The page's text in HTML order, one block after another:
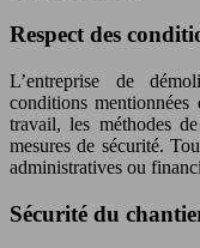
Respect des
L’entreprise de
conditions
travail, les méthodes
mesures de sécurité.
administratives ou
Sécurité du